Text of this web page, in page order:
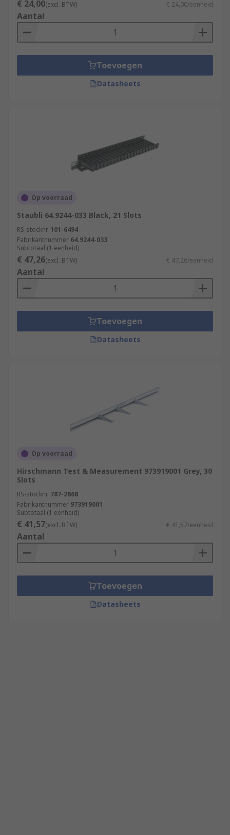
€ 24,00(excl. BTW) € 24,00/eenheid
Aantal
Toevoegen
Datasheets
Op voorraad
Staubli 64.9244-033 Black, 21 Slots
RS-stocknr. 101-6494
Fabrikantnummer 64.9244-033
Subtotaal (1 eenheid)
€ 47,26(excl. BTW) € 47,26/eenheid
Aantal
Toevoegen
Datasheets
Op voorraad
Hirschmann Test & Measurement 973919001 Grey, 30
Slots
RS-stocknr. 787-2868
Fabrikantnummer 973919001
Subtotaal (1 eenheid)
€ 41,57(excl. BTW) € 41,57/eenheid
Aantal
Toevoegen
Datasheets